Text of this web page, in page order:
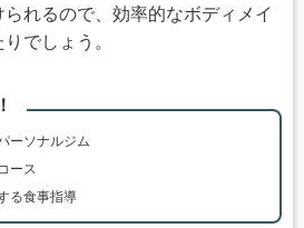
れるので、効率的なボディメイ
でしょう。
ーソナルジム
ース
る食事指導